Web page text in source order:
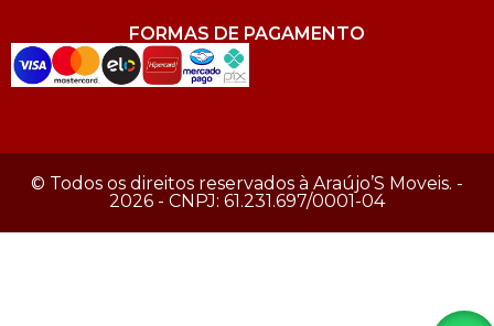
FORMAS DE PAGAMENTO
© Todos os direitos reservados à Araújo’S Moveis. -
2026 - CNPJ: 61.231.697/0001-04